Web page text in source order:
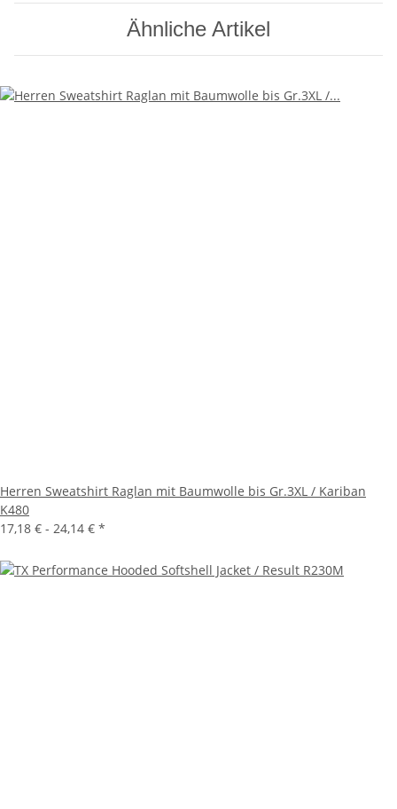
Ähnliche Artikel
Herren Sweatshirt Raglan mit Baumwolle bis Gr.3XL / Kariban
K480
17,18 € - 24,14 € *